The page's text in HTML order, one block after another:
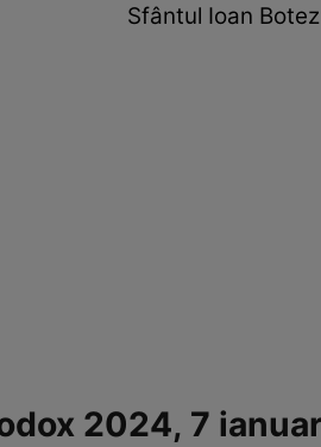
Sfântul Ioan
2024, 7